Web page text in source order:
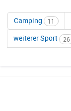
Camping 11
weiterer Sport 26